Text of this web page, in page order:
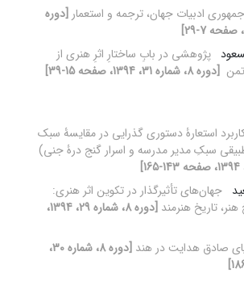
جمهوری ادبیات جهان، ترجمه و استعمار [دوره
پژوهشی در بابِ ساختارِ اثرِ هنری از
[دوره 8، شماره 31، 1394، صفحه 15-39]
استعارۀ دستوری گذرایی در مقایسۀ سبک
سبکِ مدیر مدرسه و اسرار گنج درۀ جنی)
جهان‌های تأثیرگذار در تکوین اثر هنری:
تاریخ هنرمند
[دوره 8، شماره 29، 1394،
صادق هدایت در هند
[دوره 8، شماره 30،